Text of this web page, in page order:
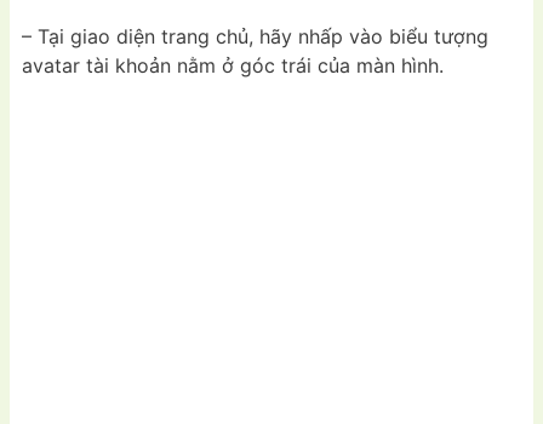
– Tại giao diện trang chủ, hãy nhấp vào biểu tượng
avatar tài khoản nằm ở góc trái của màn hình.